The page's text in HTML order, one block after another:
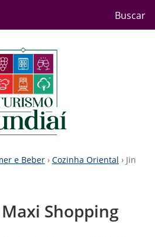
Buscar
e Beber › Cozinha Oriental › Jin
Maxi Shopping